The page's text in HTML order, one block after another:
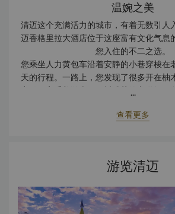
温婉之美
清迈这个充满活力的城市，有着无数引人
迈香格里拉大酒店位于这座富有文化气息
您入住的不二之选。
您乘坐人力黄包车沿着安静的小巷穿梭在
天的行程。一路上，您发现了很多开在柚
商铺。享受着游走于绿树成荫的车道间，
绵起伏的山脉中跋涉。在清迈的游览让您
具，泰国丝绸枕头，床旗和各式艺术品，
前往 Kad Kafe 餐厅， Kad Kafe 取自泰
这里荟萃环球世球美味佳肴，包括泰国、
...
查看更多
游览清迈